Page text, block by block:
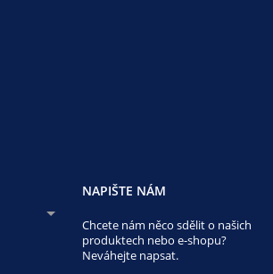
NAPIŠTE NÁM
Chcete nám něco sdělit o našich
produktech nebo e-shopu?
Neváhejte napsat.